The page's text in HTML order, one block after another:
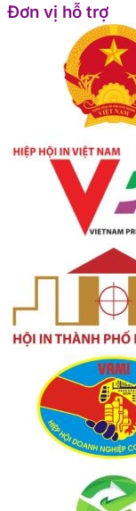
Đơn vị hỗ trợ